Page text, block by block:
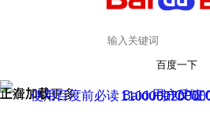
百度一下
正在加载
上滑加载更多 用户反馈
使用百度前必读 Baidu 京ICP证
京公网安备